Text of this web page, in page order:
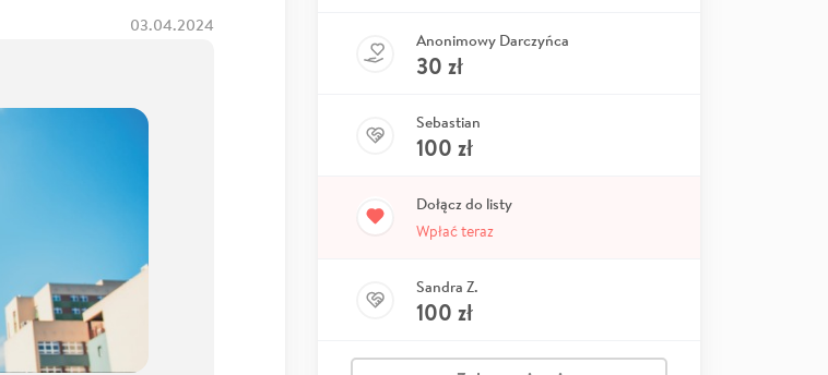
03.04.2024
Anonimowy Darczyńca
30 zł
Sebastian
100 zł
Dołącz do listy
Wpłać teraz
Sandra Z.
100 zł